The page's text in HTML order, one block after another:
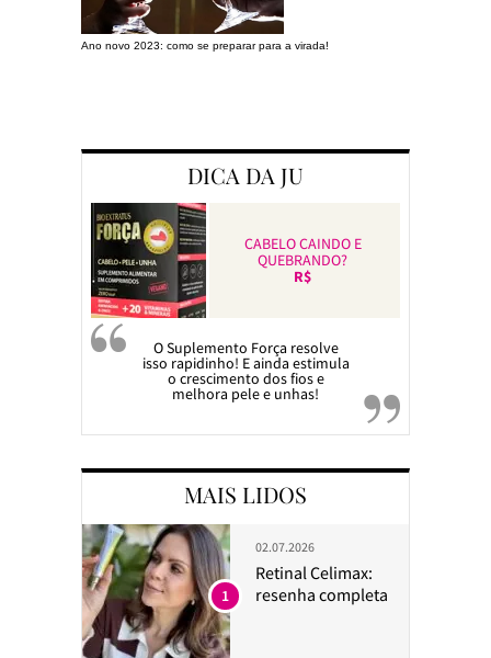
Ano novo 2023: como se preparar para a virada!
DICA DA JU
CABELO CAINDO E
QUEBRANDO?
R$
O Suplemento Força resolve
isso rapidinho! E ainda estimula
o crescimento dos fios e
melhora pele e unhas!
MAIS LIDOS
02.07.2026
Retinal Celimax:
resenha completa
1